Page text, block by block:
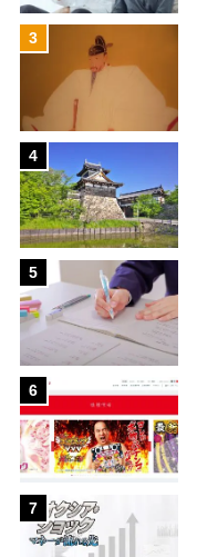
3
4
5
6
7